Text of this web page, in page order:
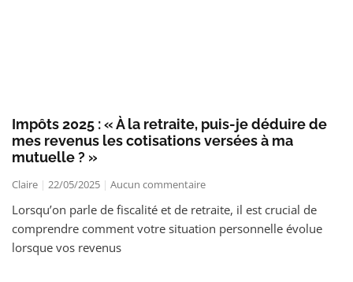
Impôts 2025 : « À la retraite, puis-je déduire de
mes revenus les cotisations versées à ma
mutuelle ? »
Claire 22/05/2025 Aucun commentaire
Lorsqu’on parle de fiscalité et de retraite, il est crucial de
comprendre comment votre situation personnelle évolue
lorsque vos revenus